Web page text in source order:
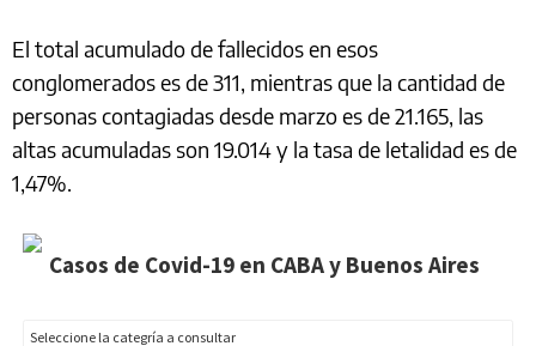
El total acumulado de fallecidos en esos
conglomerados es de 311, mientras que la cantidad de
personas contagiadas desde marzo es de 21.165, las
altas acumuladas son 19.014 y la tasa de letalidad es de
1,47%.